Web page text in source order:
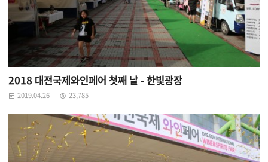
2018 대전국제와인페어 첫째 날 - 한빛광장
2019.04.26 23,785